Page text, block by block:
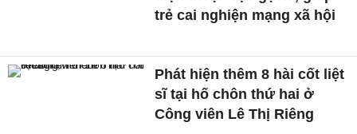
trẻ cai nghiện mạng xã hội
Phát hiện thêm 8 hài cốt liệt
sĩ tại hố chôn thứ hai ở
Công viên Lê Thị Riêng